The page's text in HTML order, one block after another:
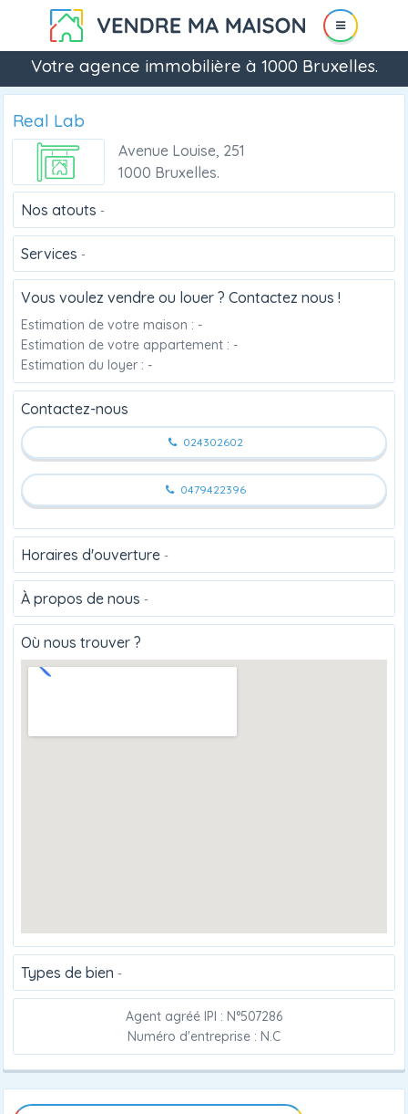
Votre agence immobilière à 1000 Bruxelles.
Real Lab
Avenue Louise, 251
1000 Bruxelles.
Nos atouts -
Services -
Vous voulez vendre ou louer ? Contactez nous !
Estimation de votre maison : -
Estimation de votre appartement : -
Estimation du loyer : -
Contactez-nous
024302602
0479422396
Horaires d'ouverture -
À propos de nous -
Où nous trouver ?
Types de bien -
Agent agréé IPI : N°507286
Numéro d'entreprise : N.C